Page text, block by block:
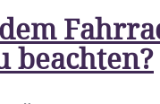
beachten?